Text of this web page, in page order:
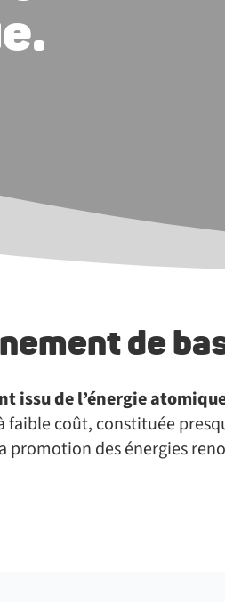
de
issu de l’énergie
faible coût, constituée
promotion des énergies